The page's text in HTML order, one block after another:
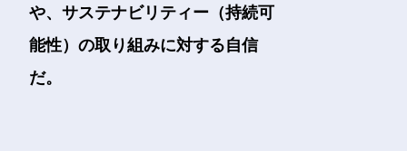
や、サステナビリティー（持続可
能性）の取り組みに対する自信
だ。